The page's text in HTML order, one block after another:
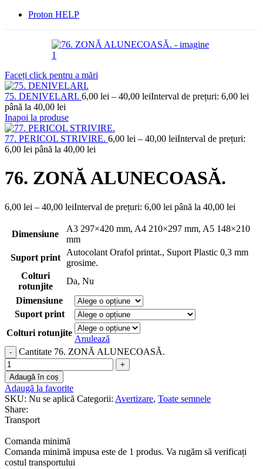
Proton HELP
Faceți click pentru a mări
75. DENIVELARI. 6,00 lei – 40,00 leiInterval de prețuri: 6,00 lei
până la 40,00 lei
Inapoi la produse
77. PERICOL STRIVIRE. 6,00 lei – 40,00 leiInterval de prețuri:
6,00 lei până la 40,00 lei
76. ZONĂ ALUNECOASĂ.
6,00 lei – 40,00 leiInterval de prețuri: 6,00 lei până la 40,00 lei
Dimensiune
A3 297×420 mm, A4 210×297 mm, A5 148×210
mm
Suport print
Autocolant Orafol printat., Suport Plastic 0,3 mm
grosime.
Colturi
rotunjite
Da, Nu
Dimensiune
Suport print
Colturi rotunjite
Anulează
Cantitate 76. ZONĂ ALUNECOASĂ.
Adaugă în coș
Adaugă la favorite
SKU: Nu se aplică Categorii: Avertizare, Toate semnele
Share:
Transport
Comanda minimă
Comanda minimă impusa este de 1 produs. Va rugăm să verificați
costul transportului